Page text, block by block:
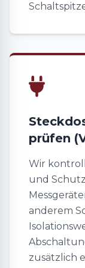
prüfen
Wir
und
anderem
zusätzlich